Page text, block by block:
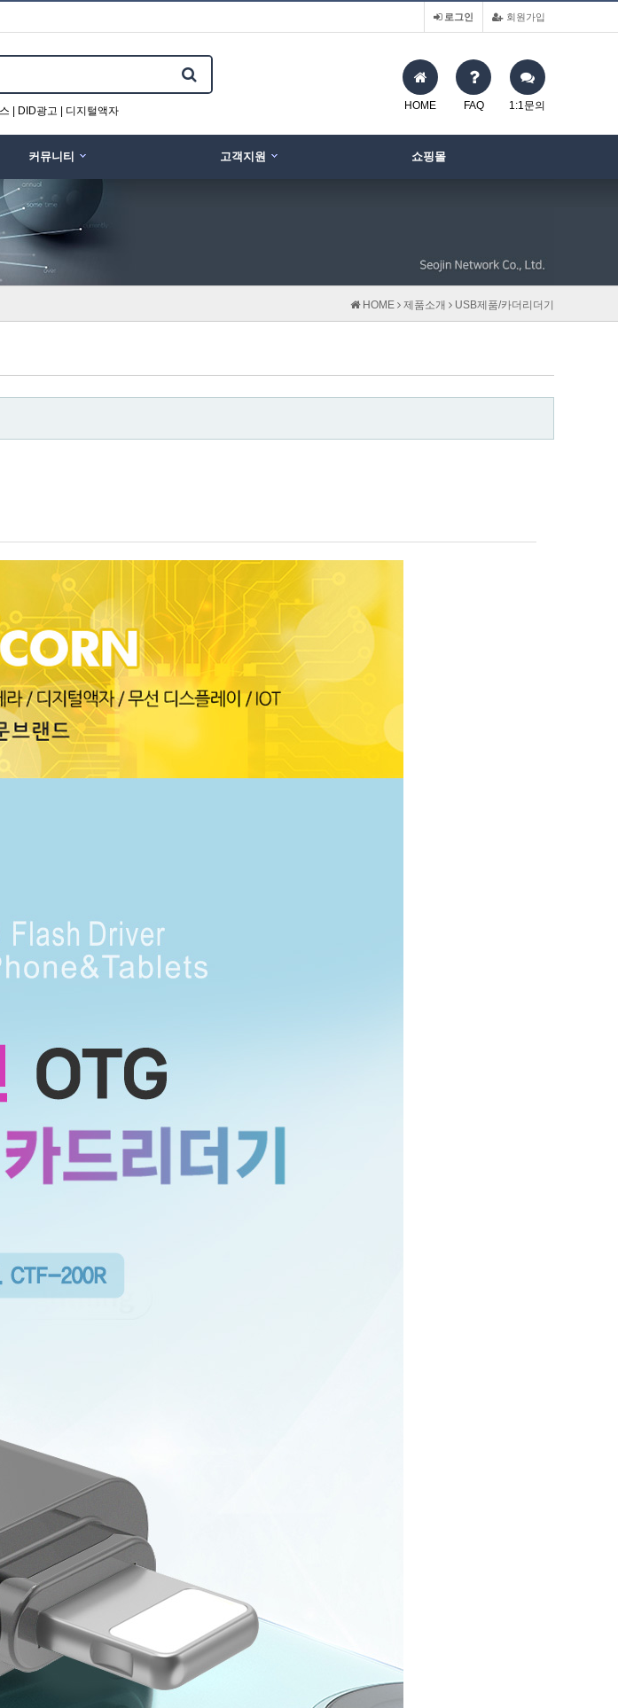
회원가입
로그인
| DID광고 | 디지털액자 HOME FAQ 1:1문의
커뮤니티
고객지원
쇼핑몰
HOME 제품소개 USB제품/카더리더기